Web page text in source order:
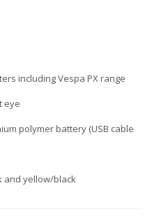
including Vespa PX range
eye
polymer battery (USB cable
and yellow/black